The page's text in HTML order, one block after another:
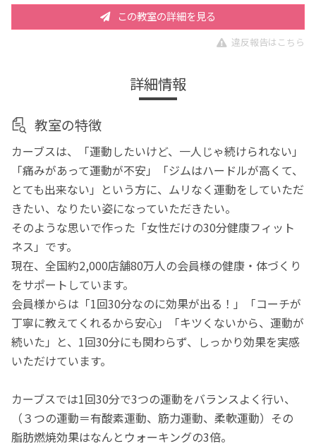
この教室の詳細を見る
違反報告はこちら
詳細情報
教室の特徴
カーブスは、「運動したいけど、一人じゃ続けられない」
「痛みがあって運動が不安」「ジムはハードルが高くて、
とても出来ない」という方に、ムリなく運動をしていただ
きたい、なりたい姿になっていただきたい。
そのような思いで作った「女性だけの30分健康フィット
ネス」です。
現在、全国約2,000店舗80万人の会員様の健康・体づくり
をサポートしています。
会員様からは「1回30分なのに効果が出る！」「コーチが
丁寧に教えてくれるから安心」「キツくないから、運動が
続いた」と、1回30分にも関わらず、しっかり効果を実感
いただけています。
カーブスでは1回30分で3つの運動をバランスよく行い、
（３つの運動＝有酸素運動、筋力運動、柔軟運動）その
脂肪燃焼効果はなんとウォーキングの3倍。